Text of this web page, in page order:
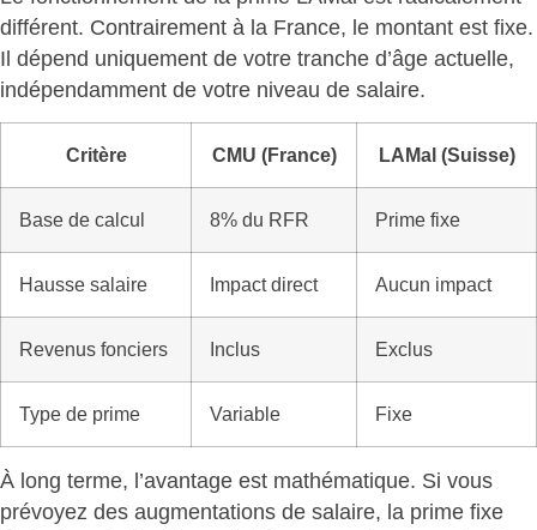
différent. Contrairement à la France, le montant est fixe.
Il dépend uniquement de votre tranche d’âge actuelle,
indépendamment de votre niveau de salaire.
Critère CMU (France) LAMal (Suisse)
Base de calcul 8% du RFR Prime fixe
Hausse salaire Impact direct Aucun impact
Revenus fonciers Inclus Exclus
Type de prime Variable Fixe
À long terme, l’avantage est mathématique. Si vous
prévoyez des augmentations de salaire, la prime fixe